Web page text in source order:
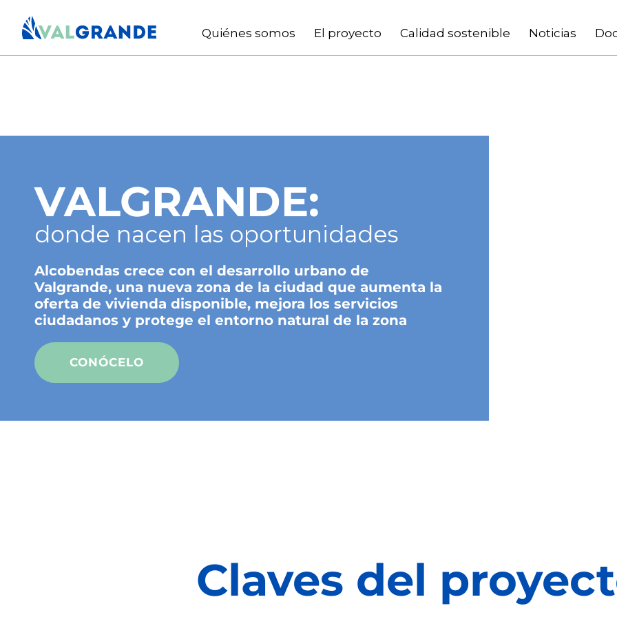
Quiénes somos El proyecto Calidad sostenible Noticias
VALGRANDE:
donde nacen las oportunidades
Alcobendas crece con el desarrollo urbano de
Valgrande, una nueva zona de la ciudad que aumenta la
oferta de vivienda disponible, mejora los servicios
ciudadanos y protege el entorno natural de la zona
CONÓCELO
Claves del